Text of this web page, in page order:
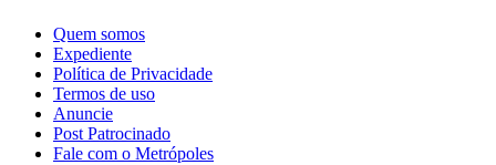
Quem somos
Expediente
Política de Privacidade
Termos de uso
Anuncie
Post Patrocinado
Fale com o Metrópoles